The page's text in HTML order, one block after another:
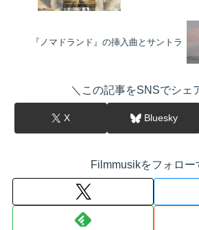
『ノマドランド』の挿入曲とサントラ
＼この記事をSNSでシェ
X Bluesky
Filmmusikをフォロー